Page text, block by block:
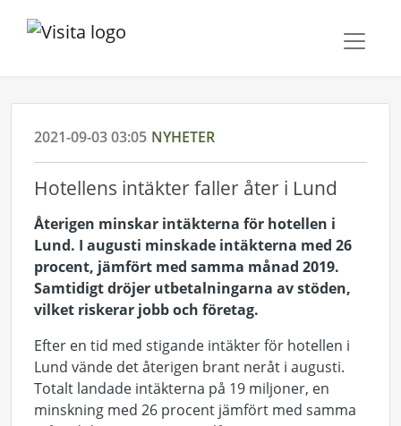
2021-09-03 03:05 NYHETER
Hotellens intäkter faller åter i Lund
Återigen minskar intäkterna för hotellen i
Lund. I augusti minskade intäkterna med 26
procent, jämfört med samma månad 2019.
Samtidigt dröjer utbetalningarna av stöden,
vilket riskerar jobb och företag.
Efter en tid med stigande intäkter för hotellen i
Lund vände det återigen brant neråt i augusti.
Totalt landade intäkterna på 19 miljoner, en
minskning med 26 procent jämfört med samma